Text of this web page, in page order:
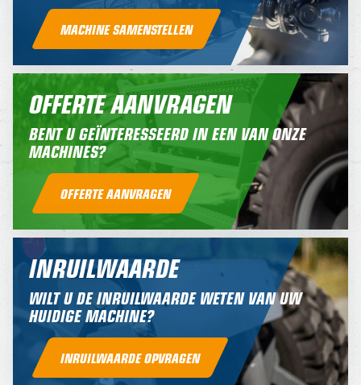
MACHINE SAMENSTELLEN
OFFERTE AANVRAGEN
BENT U GEÏNTERESSEERD IN EEN VAN ONZE
MACHINES?
OFFERTE AANVRAGEN
INRUILWAARDE
WILT U DE INRUILWAARDE WETEN VAN UW
HUIDIGE MACHINE?
INRUILWAARDE OPVRAGEN